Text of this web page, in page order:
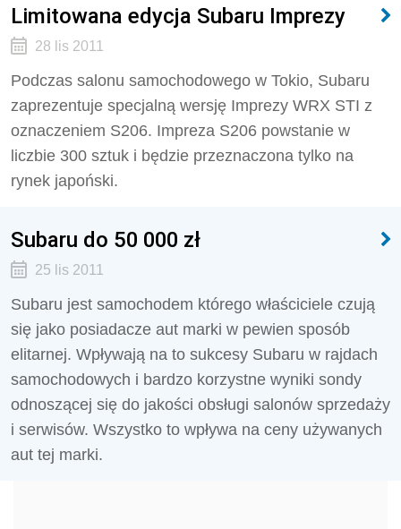
Limitowana edycja Subaru Imprezy
28 lis 2011
Podczas salonu samochodowego w Tokio, Subaru
zaprezentuje specjalną wersję Imprezy WRX STI z
oznaczeniem S206. Impreza S206 powstanie w
liczbie 300 sztuk i będzie przeznaczona tylko na
rynek japoński.
Subaru do 50 000 zł
25 lis 2011
Subaru jest samochodem którego właściciele czują
się jako posiadacze aut marki w pewien sposób
elitarnej. Wpływają na to sukcesy Subaru w rajdach
samochodowych i bardzo korzystne wyniki sondy
odnoszącej się do jakości obsługi salonów sprzedaży
i serwisów. Wszystko to wpływa na ceny używanych
aut tej marki.